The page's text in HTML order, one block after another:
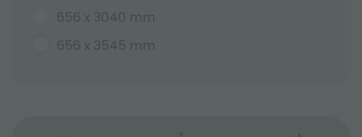
656 x 3040 mm
656 x 3545 mm